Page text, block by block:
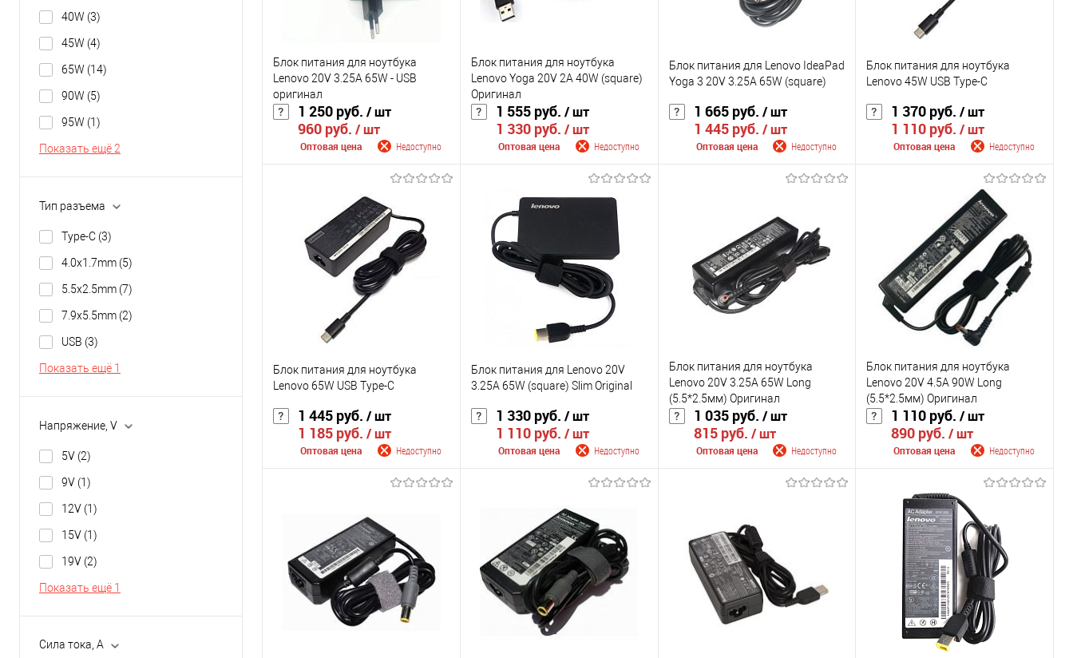
40W (3)
45W (4)
65W (14)
90W (5)
95W (1)
Показать ещё 2
Тип разъема
Type-C (3)
4.0x1.7mm (5)
5.5x2.5mm (7)
7.9x5.5mm (2)
USB (3)
Показать ещё 1
Напряжение, V
5V (2)
9V (1)
12V (1)
15V (1)
19V (2)
Показать ещё 1
Сила тока, A
Блок питания для ноутбука
Lenovo 20V 3.25A 65W - USB
оригинал
1 250 руб. / шт
960 руб. / шт
Оптовая цена Недоступно
К сравнению
В избранное
Недоступно
Блок питания для ноутбука
Lenovo Yoga 20V 2A 40W (square)
Оригинал
1 555 руб. / шт
1 330 руб. / шт
Оптовая цена Недоступно
К сравнению
В избранное
Недоступно
Блок питания для Lenovo IdeaPad
Yoga 3 20V 3.25A 65W (square)
1 665 руб. / шт
1 445 руб. / шт
Оптовая цена Недоступно
К сравнению
В избранное
Недоступно
Цвет
Блок питания для ноутбука
Lenovo 45W USB Type-C
1 370 руб./ шт
1 110 руб./ шт
Оптовая цена Недоступно
Сообщить о поступлении
К сравнению
В избранное
Недоступно
Цвет
Блок питания для ноутбука
Lenovo 65W USB Type-C
1 445 руб. / шт
1 185 руб. / шт
Оптовая цена Недоступно
К сравнению
В избранное
Недоступно
Цвет
Блок питания для Lenovo 20V
3.25A 65W (square) Slim Original
1 330 руб. / шт
1 110 руб. / шт
Оптовая цена Недоступно
К сравнению
В избранное
Недоступно
Цвет
Блок питания для ноутбука
Lenovo 20V 3.25A 65W Long
(5.5*2.5мм) Оригинал
1 035 руб. / шт
815 руб. / шт
Оптовая цена Недоступно
К сравнению
В избранное
Недоступно
Блок питания для ноутбука
Lenovo 20V 4.5A 90W Long
(5.5*2.5мм) Оригинал
1 110 руб./ шт
890 руб./ шт
Оптовая цена Недоступно
Сообщить о поступлении
К сравнению
В избранное
Недоступно